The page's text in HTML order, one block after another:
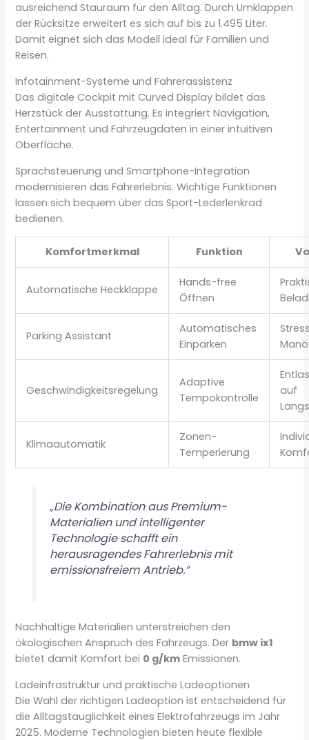
ausreichend Stauraum für den Alltag. Durch Umklappen
der Rücksitze erweitert es sich auf bis zu 1.495 Liter.
Damit eignet sich das Modell ideal für Familien und
Reisen.
Infotainment-Systeme und Fahrerassistenz
Das digitale Cockpit mit Curved Display bildet das
Herzstück der Ausstattung. Es integriert Navigation,
Entertainment und Fahrzeugdaten in einer intuitiven
Oberfläche.
Sprachsteuerung und Smartphone-Integration
modernisieren das Fahrerlebnis. Wichtige Funktionen
lassen sich bequem über das Sport-Lederlenkrad
bedienen.
Komfortmerkmal Funktion
Automatische Heckklappe
Hands-free
Öffnen
Parking Assistant
Automatisches
Einparken
Geschwindigkeitsregelung
Adaptive
Tempokontrolle
auf
Klimaautomatik
Zonen-
Temperierung
„Die Kombination aus Premium-
Materialien und intelligenter
Technologie schafft ein
herausragendes Fahrerlebnis mit
emissionsfreiem Antrieb.“
Nachhaltige Materialien unterstreichen den
ökologischen Anspruch des Fahrzeugs. Der bmw ix1
bietet damit Komfort bei 0 g/km Emissionen.
Ladeinfrastruktur und praktische Ladeoptionen
Die Wahl der richtigen Ladeoption ist entscheidend für
die Alltagstauglichkeit eines Elektrofahrzeugs im Jahr
2025. Moderne Technologien bieten heute flexible